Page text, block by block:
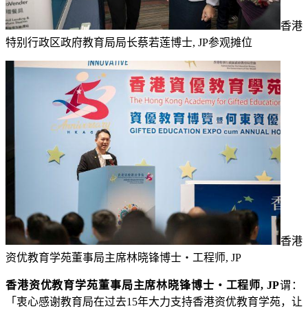
香港
特别行政区政府教育局局长蔡若莲博士, JP参观摊位
香港
资优教育学苑董事局主席林晓锋博士・工程师, JP
香港资优教育学苑董事局主席林晓锋博士・工程师, JP谓：
「衷心感谢教育局在过去15年大力支持香港资优教育学苑，让